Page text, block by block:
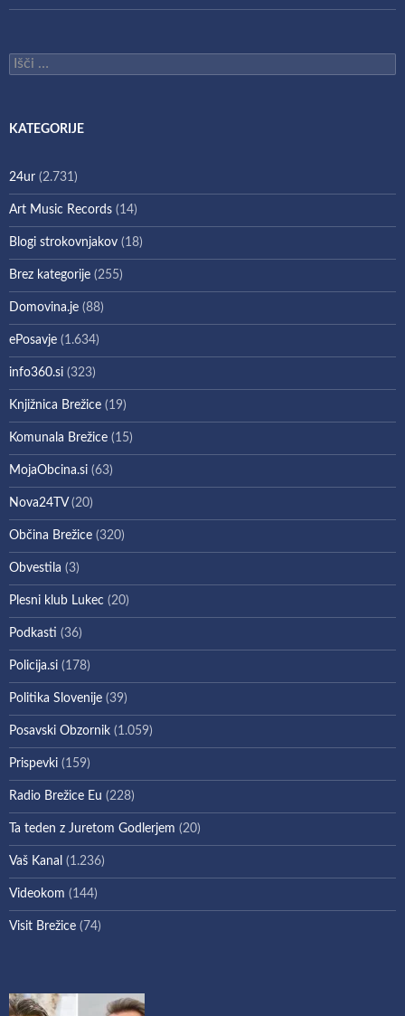
Išči:
KATEGORIJE
24ur (2.731)
Art Music Records (14)
Blogi strokovnjakov (18)
Brez kategorije (255)
Domovina.je (88)
ePosavje (1.634)
info360.si (323)
Knjižnica Brežice (19)
Komunala Brežice (15)
MojaObcina.si (63)
Nova24TV(20)
Občina Brežice (320)
Obvestila (3)
Plesni klub Lukec (20)
Podkasti (36)
Policija.si (178)
Politika Slovenije (39)
Posavski Obzornik (1.059)
Prispevki (159)
Radio Brežice Eu (228)
Ta teden z Juretom Godlerjem (20)
Vaš Kanal (1.236)
Videokom (144)
Visit Brežice (74)